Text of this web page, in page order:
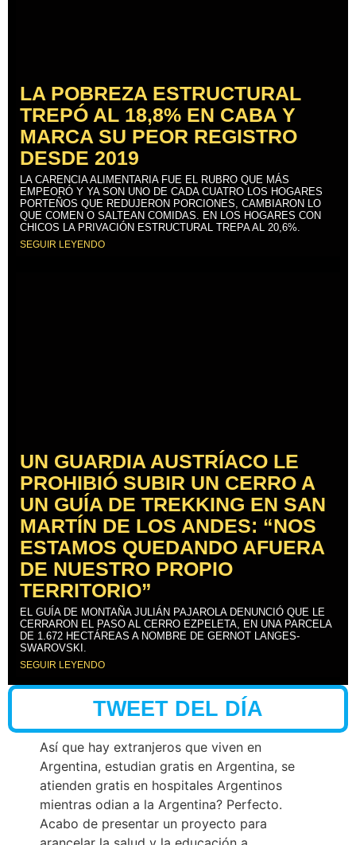
LA POBREZA ESTRUCTURAL
TREPÓ AL 18,8% EN CABA Y
MARCA SU PEOR REGISTRO
DESDE 2019
LA CARENCIA ALIMENTARIA FUE EL RUBRO QUE MÁS
EMPEORÓ Y YA SON UNO DE CADA CUATRO LOS HOGARES
PORTEÑOS QUE REDUJERON PORCIONES, CAMBIARON LO
QUE COMEN O SALTEAN COMIDAS. EN LOS HOGARES CON
CHICOS LA PRIVACIÓN ESTRUCTURAL TREPA AL 20,6%.
SEGUIR LEYENDO
UN GUARDIA AUSTRÍACO LE
PROHIBIÓ SUBIR UN CERRO A
UN GUÍA DE TREKKING EN SAN
MARTÍN DE LOS ANDES: “NOS
ESTAMOS QUEDANDO AFUERA
DE NUESTRO PROPIO
TERRITORIO”
EL GUÍA DE MONTAÑA JULIÁN PAJAROLA DENUNCIÓ QUE LE
CERRARON EL PASO AL CERRO EZPELETA, EN UNA PARCELA
DE 1.672 HECTÁREAS A NOMBRE DE GERNOT LANGES-
SWAROVSKI.
SEGUIR LEYENDO
TWEET DEL DÍA
Así que hay extranjeros que viven en
Argentina, estudian gratis en Argentina, se
atienden gratis en hospitales Argentinos
mientras odian a la Argentina? Perfecto.
Acabo de presentar un proyecto para